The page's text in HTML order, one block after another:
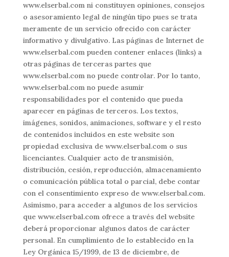
www.elserbal.com ni constituyen opiniones, consejos
o asesoramiento legal de ningún tipo pues se trata
meramente de un servicio ofrecido con carácter
informativo y divulgativo. Las páginas de Internet de
www.elserbal.com pueden contener enlaces (links) a
otras páginas de terceras partes que
www.elserbal.com no puede controlar. Por lo tanto,
www.elserbal.com no puede asumir
responsabilidades por el contenido que pueda
aparecer en páginas de terceros. Los textos,
imágenes, sonidos, animaciones, software y el resto
de contenidos incluidos en este website son
propiedad exclusiva de www.elserbal.com o sus
licenciantes. Cualquier acto de transmisión,
distribución, cesión, reproducción, almacenamiento
o comunicación pública total o parcial, debe contar
con el consentimiento expreso de www.elserbal.com.
Asimismo, para acceder a algunos de los servicios
que www.elserbal.com ofrece a través del website
deberá proporcionar algunos datos de carácter
personal. En cumplimiento de lo establecido en la
Ley Orgánica 15/1999, de 13 de diciembre, de